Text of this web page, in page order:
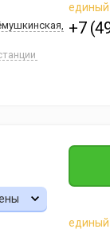
единый
+7
единый